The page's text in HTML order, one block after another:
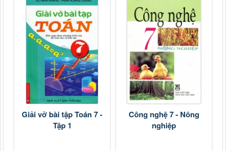
Giải vở bài tập Toán 7 -
Tập 1
Công nghệ 7 - Nông
nghiệp